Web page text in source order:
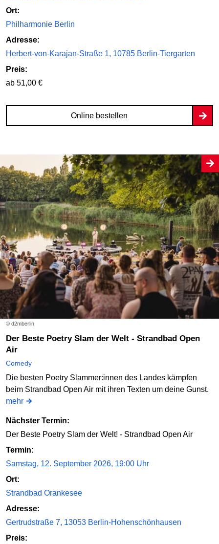
Ort:
Philharmonie Berlin
Adresse:
Herbert-von-Karajan-Straße 1, 10785 Berlin-Tiergarten
Preis:
ab 51,00 €
Online bestellen
© d2mberlin
Der Beste Poetry Slam der Welt - Strandbad Open
Air
Comedy
Die besten Poetry Slammer:innen des Landes kämpfen
beim Strandbad Open Air mit ihren Texten um deine Gunst.
mehr
Nächster Termin:
Der Beste Poetry Slam der Welt! - Strandbad Open Air
Termin:
Samstag, 12. September 2026, 19:00 Uhr
Ort:
Strandbad Orankesee
Adresse:
Gertrudstraße 7, 13053 Berlin-Hohenschönhausen
Preis: